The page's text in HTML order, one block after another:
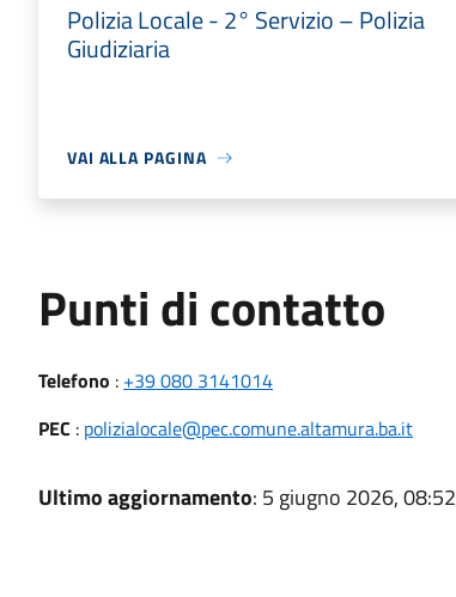
Polizia Locale - 2° Servizio – Polizia
Giudiziaria
VAI ALLA PAGINA
Punti di contatto
Telefono : +39 080 3141014
PEC : polizialocale@pec.comune.altamura.ba.it
Ultimo aggiornamento: 5 giugno 2026, 08:52